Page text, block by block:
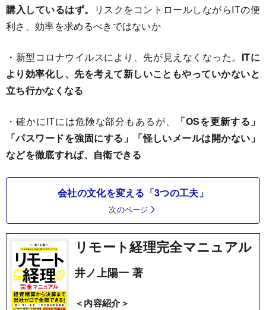
購入しているはず。
リスクをコントロールしながらITの便
利さ、効率を求めるべきではないか
・新型コロナウイルスにより、先が見えなくなった。 ITに
より効率化し、先を考えて新しいこともやっていかないと
立ち行かなくなる
・確かにITには危険な部分もあるが、
「OSを更新する」
「パスワードを強固にする」「怪しいメールは開かない」
などを徹底すれば、自衛できる
会社の文化を変える「3つの工夫」
次のページ
リモート経理完全マニュアル
井ノ上陽一 著
＜内容紹介＞